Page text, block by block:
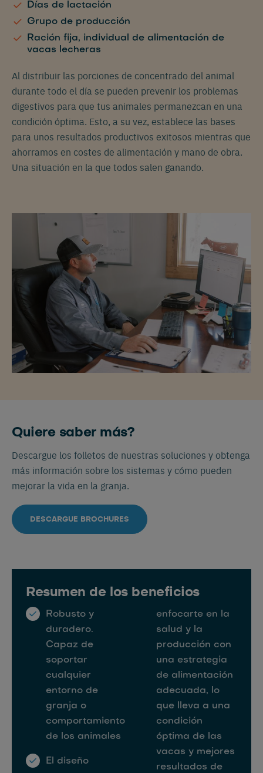
Días de lactación
Grupo de producción
Ración fija, individual de alimentación de
vacas lecheras
Al distribuir las porciones de concentrado del animal
durante todo el día se pueden prevenir los problemas
digestivos para que tus animales permanezcan en una
condición óptima. Esto, a su vez, establece las bases
para unos resultados productivos exitosos mientras que
ahorramos en costes de alimentación y mano de obra.
Una situación en la que todos salen ganando.
Quiere saber más?
Descargue los folletos de nuestras soluciones y obtenga
más información sobre los sistemas y cómo pueden
mejorar la vida en la granja.
DESCARGUE BROCHURES
Resumen de los beneficios
Robusto y
duradero.
Capaz de
soportar
cualquier
entorno de
granja o
comportamiento
de los animales
El diseño
enfocarte en la
salud y la
producción con
una estrategia
de alimentación
adecuada, lo
que lleva a una
condición
óptima de las
vacas y mejores
resultados de